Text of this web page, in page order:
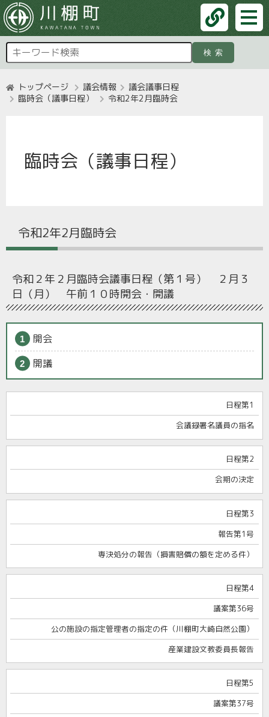
検索
トップページ 議会情報
議会議事日程
臨時会（議事日程）
令和2年2月臨時会
臨時会（議事日程）
令和2年2月臨時会
令和２年２月臨時会議事日程（第１号） ２月３
日（月） 午前１０時開会・開議
開会
開議
日程第1
会議録署名議員の指名
日程第2
会期の決定
日程第3
報告第1号
専決処分の報告（損害賠償の額を定める件）
日程第4
議案第36号
公の施設の指定管理者の指定の件（川棚町大崎自然公園）
産業建設文教委員長報告
日程第5
議案第37号